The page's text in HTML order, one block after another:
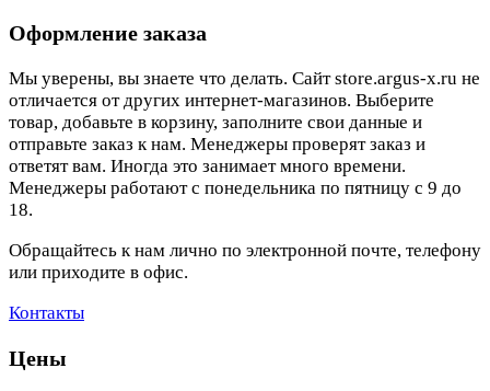
Оформление заказа
Мы уверены, вы знаете что делать. Сайт store.argus-x.ru не
отличается от других интернет-магазинов. Выберите
товар, добавьте в корзину, заполните свои данные и
отправьте заказ к нам. Менеджеры проверят заказ и
ответят вам. Иногда это занимает много времени.
Менеджеры работают с понедельника по пятницу с 9 до
18.
Обращайтесь к нам лично по электронной почте, телефону
или приходите в офис.
Контакты
Цены